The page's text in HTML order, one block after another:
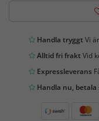
Handla tryggtVi
Alltid fri fraktVid
Expressleverans
Handla nu, betala